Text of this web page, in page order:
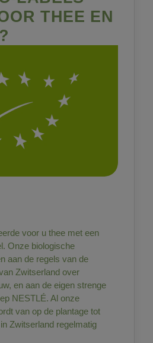
THEE EN
voor u thee met een
Onze biologische
aan de regels van de
Zwitserland over
en aan de eigen strenge
NESTLÉ. Al onze
van op de plantage tot
Zwitserland regelmatig